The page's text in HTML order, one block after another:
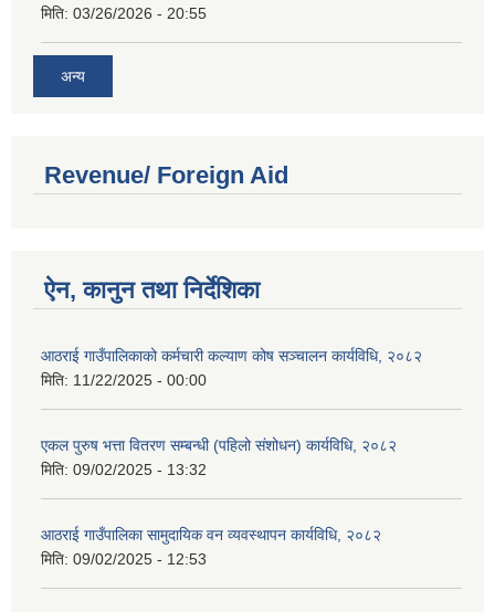
मिति: 03/26/2026 - 20:55
अन्य
Revenue/ Foreign Aid
ऐन, कानुन तथा निर्देशिका
आठराई गाउँपालिकाको कर्मचारी कल्याण कोष सञ्चालन कार्यविधि, २०८२
मिति: 11/22/2025 - 00:00
एकल पुरुष भत्ता वितरण सम्बन्धी (पहिलो संशोधन) कार्यविधि, २०८२
मिति: 09/02/2025 - 13:32
आठराई गाउँपालिका सामुदायिक वन व्यवस्थापन कार्यविधि, २०८२
मिति: 09/02/2025 - 12:53